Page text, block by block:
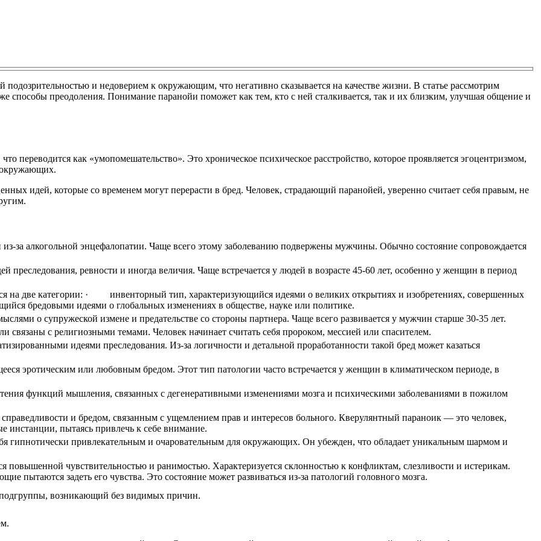
и недоверием к окружающим, что негативно сказывается на качестве жизни. В статье рассмотрим
способы преодоления. Понимание паранойи поможет как тем, кто с ней сталкивается, так и их близким, улучшая общение и
что переводится как «умопомешательство». Это хроническое психическое расстройство, которое проявляется эгоцентризмом,
окружающих.
идей, которые со временем могут перерасти в бред. Человек, страдающий паранойей, уверенно считает себя правым, не
за алкогольной энцефалопатии. Чаще всего этому заболеванию подвержены мужчины. Обычно состояние сопровождается
преследования, ревности и иногда величия. Чаще встречается у людей в возрасте 45-60 лет, особенно у женщин в период
на две категории: · инвенторный тип, характеризующийся идеями о великих открытиях и изобретениях, совершенных
бредовыми идеями о глобальных изменениях в обществе, науке или политике.
о супружеской измене и предательстве со стороны партнера. Чаще всего развивается у мужчин старше 30-35 лет.
связаны с религиозными темами. Человек начинает считать себя пророком, мессией или спасителем.
идеями преследования. Из-за логичности и детальной проработанности такой бред может казаться
эротическим или любовным бредом. Этот тип патологии часто встречается у женщин в климатическом периоде, в
функций мышления, связанных с дегенеративными изменениями мозга и психическими заболеваниями в пожилом
и бредом, связанным с ущемлением прав и интересов больного. Кверулянтный параноик — это человек,
инстанции, пытаясь привлечь к себе внимание.
гипнотически привлекательным и очаровательным для окружающих. Он убежден, что обладает уникальным шармом и
повышенной чувствительностью и ранимостью. Характеризуется склонностью к конфликтам, слезливости и истерикам.
пытаются задеть его чувства. Это состояние может развиваться из-за патологий головного мозга.
возникающий без видимых причин.